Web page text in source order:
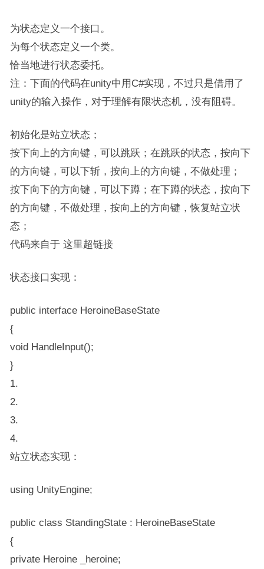
为状态定义一个接口。
为每个状态定义一个类。
恰当地进行状态委托。
注：下面的代码在unity中用C#实现，不过只是借用了
unity的输入操作，对于理解有限状态机，没有阻碍。
初始化是站立状态；
按下向上的方向键，可以跳跃；在跳跃的状态，按向下
的方向键，可以下斩，按向上的方向键，不做处理；
按下向下的方向键，可以下蹲；在下蹲的状态，按向下
的方向键，不做处理，按向上的方向键，恢复站立状
态；
代码来自于​ ​这里超链接​​
状态接口实现：
public interface HeroineBaseState
{
void HandleInput();
}
1.
2.
3.
4.
站立状态实现：
using UnityEngine;
public class StandingState : HeroineBaseState
{
private Heroine _heroine;